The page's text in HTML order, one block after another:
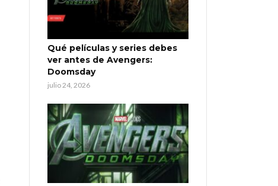
Qué películas y series debes
ver antes de Avengers:
Doomsday
julio 24, 2026